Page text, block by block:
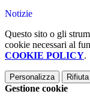
Notizie
Questo sito o gli
cookie necessari al
COOKIE POLICY.
Personalizza
Gestione cookie